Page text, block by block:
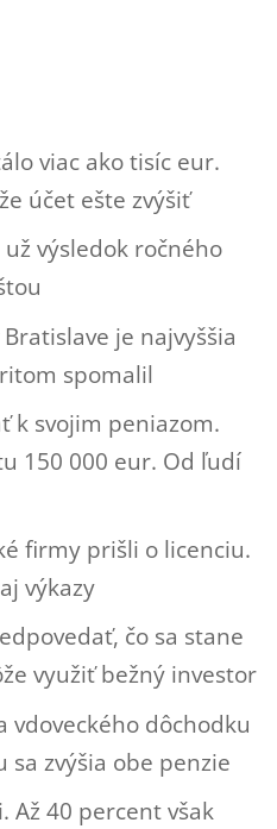
viac ako tisíc eur.
účet ešte zvýšiť
výsledok ročného
je najvyššia
spomalil
k svojim peniazom.
150 000 eur. Od ľudí
firmy prišli o licenciu.
výkazy
čo sa stane
využiť bežný investor
vdoveckého dôchodku
sa zvýšia obe penzie
Až 40 percent však